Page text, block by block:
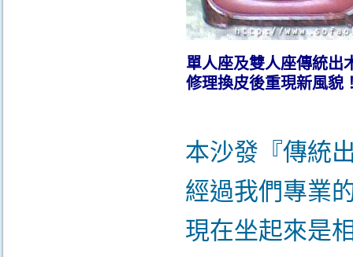
單人座及雙人座傳統出
修理換皮後重現新風貌
本沙發『傳統
經過我們專業
現在坐起來是